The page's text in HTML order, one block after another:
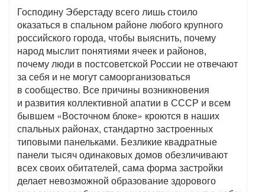
Господину Эберстаду всего лишь стоило
оказаться в спальном районе любого крупного
российского города, чтобы выяснить, почему
народ мыслит понятиями ячеек и районов,
почему люди в постсоветской России не отвечают
за себя и не могут самоорганизоваться
в сообщество. Все причины возникновения
и развития коллективной апатии в СССР и всем
бывшем «Восточном блоке» кроются в наших
спальных районах, стандартно застроенных
типовыми панельками. Безликие квадратные
панели тысяч одинаковых домов обезличивают
всех своих обитателей, сама форма застройки
делает невозможной образование здорового